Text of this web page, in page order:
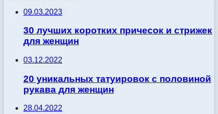
09.03.2023
30 лучших коротких причесок и стрижек
для женщин
03.12.2022
20 уникальных татуировок с половиной
рукава для женщин
28.04.2022